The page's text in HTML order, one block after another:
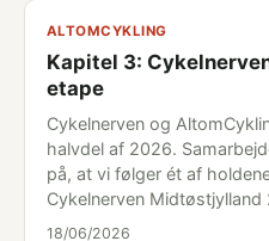
ALTOMCYKLING
Kapitel 3:
etape
Cykelnerven og
halvdel af 2026.
på, at vi følger ét af
Cykelnerven
18/06/2026